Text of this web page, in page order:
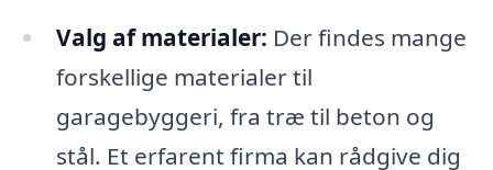
Valg af materialer: Der findes mange
forskellige materialer til
garagebyggeri, fra træ til beton og
stål. Et erfarent firma kan rådgive dig